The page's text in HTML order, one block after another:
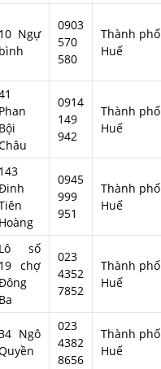
10 Ngự
bình
0903
570
580
Thành phố
Huế
Phan
Bội
0914
149
942
Thành phố
Huế
143
Hoàng
0945
999
951
Thành phố
Huế
Lô số
19 chợ
Ba
023
4352
7852
Thành phố
Huế
Ngô
023
4382
8656
Thành phố
Huế